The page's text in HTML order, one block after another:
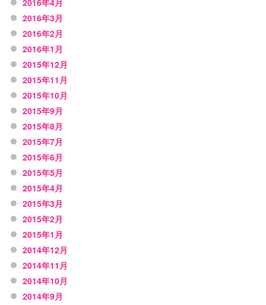
2016年4月
2016年3月
2016年2月
2016年1月
2015年12月
2015年11月
2015年10月
2015年9月
2015年8月
2015年7月
2015年6月
2015年5月
2015年4月
2015年3月
2015年2月
2015年1月
2014年12月
2014年11月
2014年10月
2014年9月